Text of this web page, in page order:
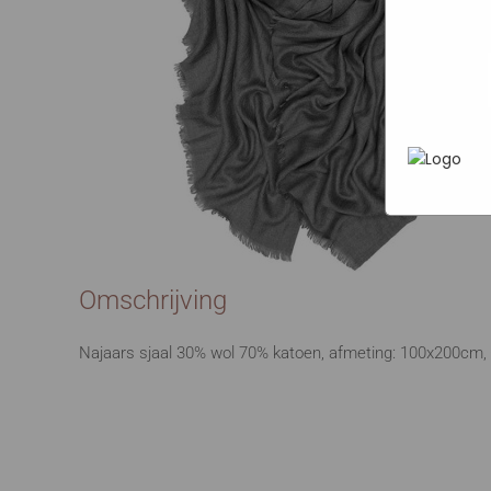
Omschrijving
Najaars sjaal 30% wol 70% katoen, afmeting: 100x200cm,
uw
heen
wordt